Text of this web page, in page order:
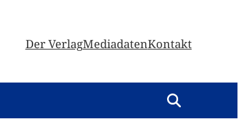
Der VerlagMediadatenKontakt